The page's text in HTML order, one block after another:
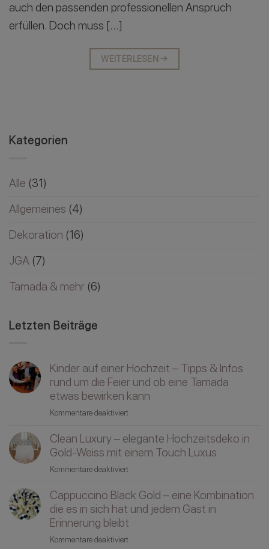
auch den passenden professionellen Anspruch
erfüllen. Doch muss […]
WEITERLESEN →
Kategorien
Alle (31)
Allgemeines (4)
Dekoration (16)
JGA (7)
Tamada & mehr (6)
Letzten Beiträge
Kinder auf einer Hochzeit – Tipps & Infos
rund um die Feier und ob eine Tamada
etwas bewirken kann
Kommentare deaktiviert
auf
einer
&
Infos
rund
Clean Luxury – elegante Hochzeitsdeko in
Gold-Weiss mit einem Touch Luxus
Kommentare deaktiviert
Luxury
–
elegante
Cappuccino Black Gold – eine Kombination
die es in sich hat und jedem Gast in
Erinnerung bleibt
Kommentare deaktiviert